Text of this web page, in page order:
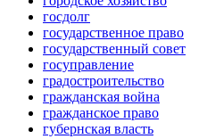
госдолг
государственное право
государственный совет
госуправление
градостроительство
гражданская война
гражданское право
губернская власть